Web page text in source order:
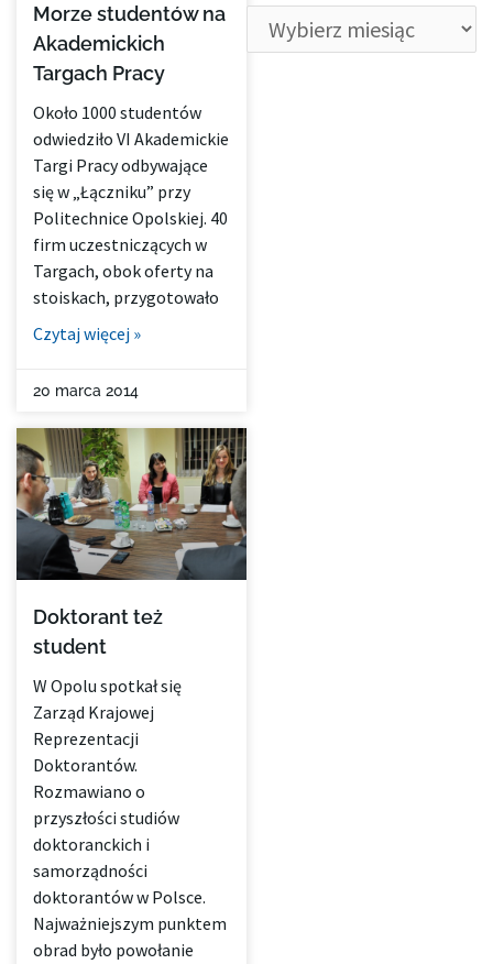
Morze studentów na
Akademickich
Targach Pracy
Około 1000 studentów
odwiedziło VI Akademickie
Targi Pracy odbywające
się w „Łączniku” przy
Politechnice Opolskiej. 40
firm uczestniczących w
Targach, obok oferty na
stoiskach, przygotowało
Czytaj więcej »
20 marca 2014
Doktorant też
student
W Opolu spotkał się
Zarząd Krajowej
Reprezentacji
Doktorantów.
Rozmawiano o
przyszłości studiów
doktoranckich i
samorządności
doktorantów w Polsce.
Najważniejszym punktem
obrad było powołanie